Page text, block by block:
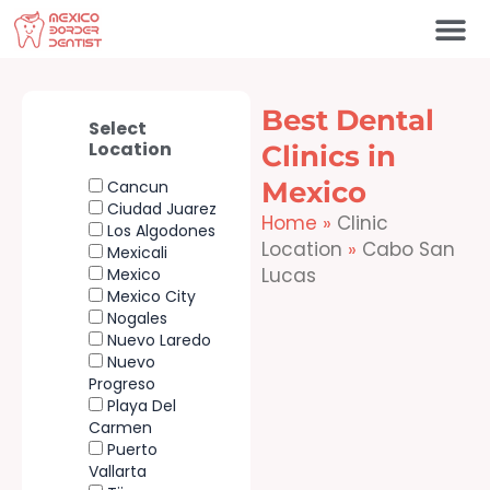
Skip
to
Select
Location
Cancun
Ciudad Juarez
Los Algodones
Mexicali
Mexico
Mexico City
Nogales
Nuevo Laredo
Nuevo
Progreso
Playa Del
Carmen
Puerto
Vallarta
Best Dental
Clinics in
Mexico
Home » Clinic
Location » Cabo San
Lucas